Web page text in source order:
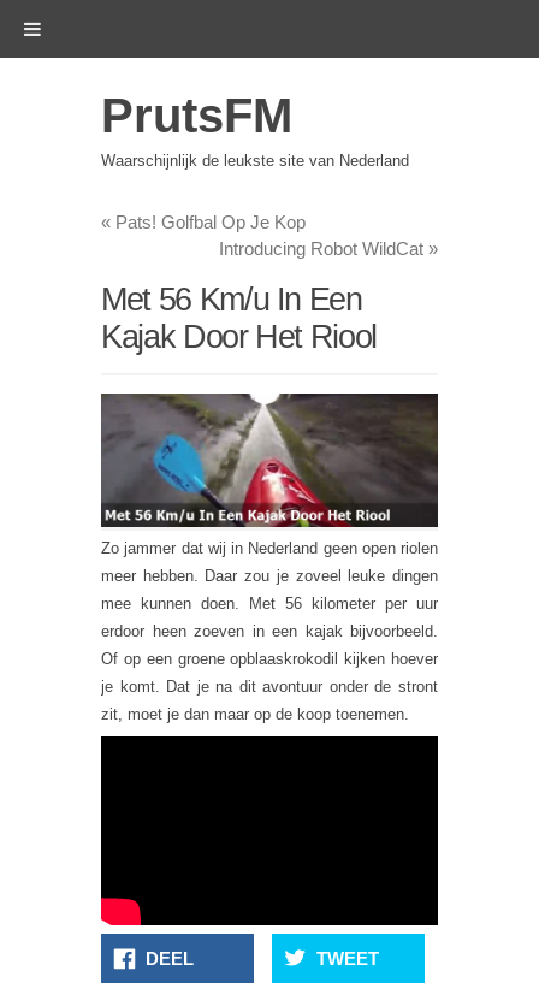
PrutsFM
Waarschijnlijk de leukste site van Nederland
« Pats! Golfbal Op Je Kop
Introducing Robot WildCat »
Met 56 Km/u In Een
Kajak Door Het Riool
Zo jammer dat wij in Nederland geen open riolen
meer hebben. Daar zou je zoveel leuke dingen
mee kunnen doen. Met 56 kilometer per uur
erdoor heen zoeven in een kajak bijvoorbeeld.
Of op een groene opblaaskrokodil kijken hoever
je komt. Dat je na dit avontuur onder de stront
zit, moet je dan maar op de koop toenemen.
DEEL TWEET